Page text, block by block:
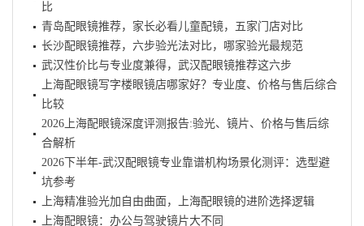
比
青岛配眼镜推荐，家长必看儿童配镜，五家门店对比
长沙配眼镜推荐，六步验光法对比，哪家验光最规范
武汉性价比与专业度兼得，武汉配眼镜推荐这六步
上海配眼镜写字楼眼镜店哪家好？专业度、价格与售后综合
比较
2026上海配眼镜深度评测报告:验光、镜片、价格与售后综
合解析
2026下半年-武汉配眼镜专业靠谱机构场景化测评：选型避
坑参考
上海精准验光加自由曲面，上海配眼镜的进阶选择逻辑
上海配眼镜：办公与驾驶镜片大不同